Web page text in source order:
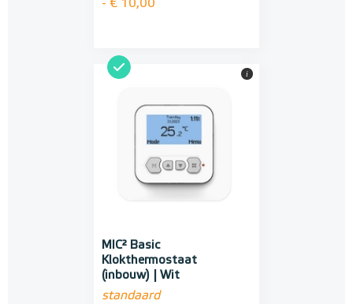
- € 10,00
MIC² Basic
Klokthermostaat
(inbouw) | Wit
standaard
i